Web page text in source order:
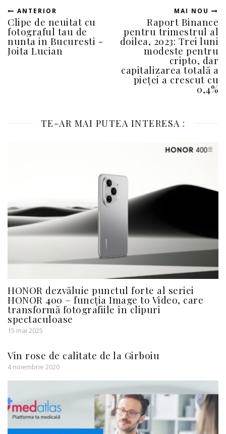
ANTERIOR
Clipe de neuitat cu
fotograful tau de
nunta in Bucuresti -
Joita Lucian
MAI NOU
Raport Binance
pentru trimestrul al
doilea, 2023: Trei luni
modeste pentru
cripto, dar
capitalizarea totală a
pieței a crescut cu
0,4%
TE-AR MAI PUTEA INTERESA :
HONOR dezvăluie punctul forte al seriei
HONOR 400 – funcția Image to Video, care
transformă fotografiile în clipuri
spectaculoase
15 mai 2025
Vin rose de calitate de la Girboiu
4 noiembrie 2020